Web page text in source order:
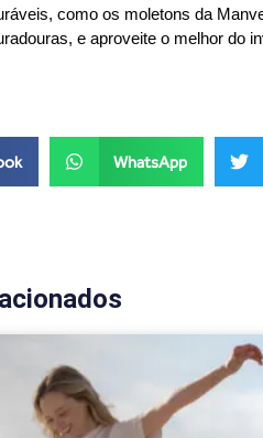
como os moletons da
e aproveite o melhor do
WhatsApp